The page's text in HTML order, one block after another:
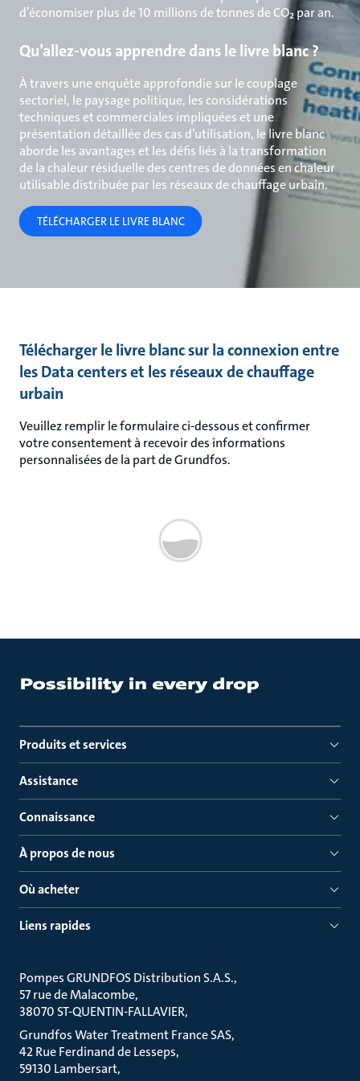
d’économiser plus de 10 millions de tonnes de CO₂ par an.
Qu’allez-vous apprendre dans le livre blanc ?
À travers une enquête approfondie sur le couplage
sectoriel, le paysage politique, les considérations
techniques et commerciales impliquées et une
présentation détaillée des cas d’utilisation, le livre blanc
aborde les avantages et les défis liés à la transformation
de la chaleur résiduelle des centres de données en chaleur
utilisable distribuée par les réseaux de chauffage urbain.
TÉLÉCHARGER LE LIVRE BLANC
Télécharger le livre blanc sur la connexion entre
les Data centers et les réseaux de chauffage
urbain
Veuillez remplir le formulaire ci-dessous et confirmer
votre consentement à recevoir des informations
personnalisées de la part de Grundfos.
Produits et services
Assistance
Connaissance
À propos de nous
Où acheter
Liens rapides
Pompes GRUNDFOS Distribution S.A.S.
57 rue de Malacombe
38070 ST-QUENTIN-FALLAVIER
Grundfos Water Treatment France SAS
42 Rue Ferdinand de Lesseps
59130 Lambersart